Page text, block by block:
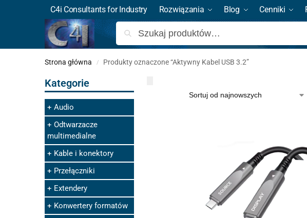
C4i Consultants for Industry Rozwiązania Blog Cenniki
Strona główna / Produkty oznaczone “Aktywny Kabel USB 3.2”
Kategorie
Audio
Odtwarzacze
multimedialne
Kable i konektory
Przełączniki
Extendery
Konwertery formatów